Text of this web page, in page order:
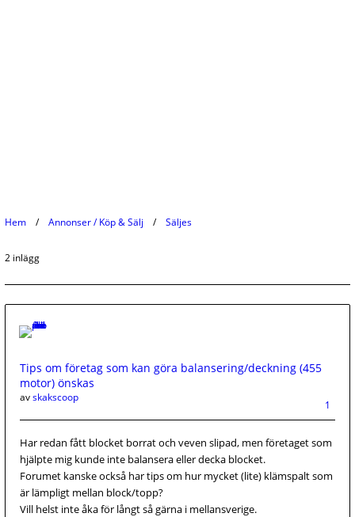
Hem Annonser / Köp & Sälj Säljes
2 inlägg
Tips om företag som kan göra balansering/deckning (455
motor) önskas
1
avskakscoop
Har redan fått blocket borrat och veven slipad, men företaget som
hjälpte mig kunde inte balansera eller decka blocket.
Forumet kanske också har tips om hur mycket (lite) klämspalt som
är lämpligt mellan block/topp?
Vill helst inte åka för långt så gärna i mellansverige.